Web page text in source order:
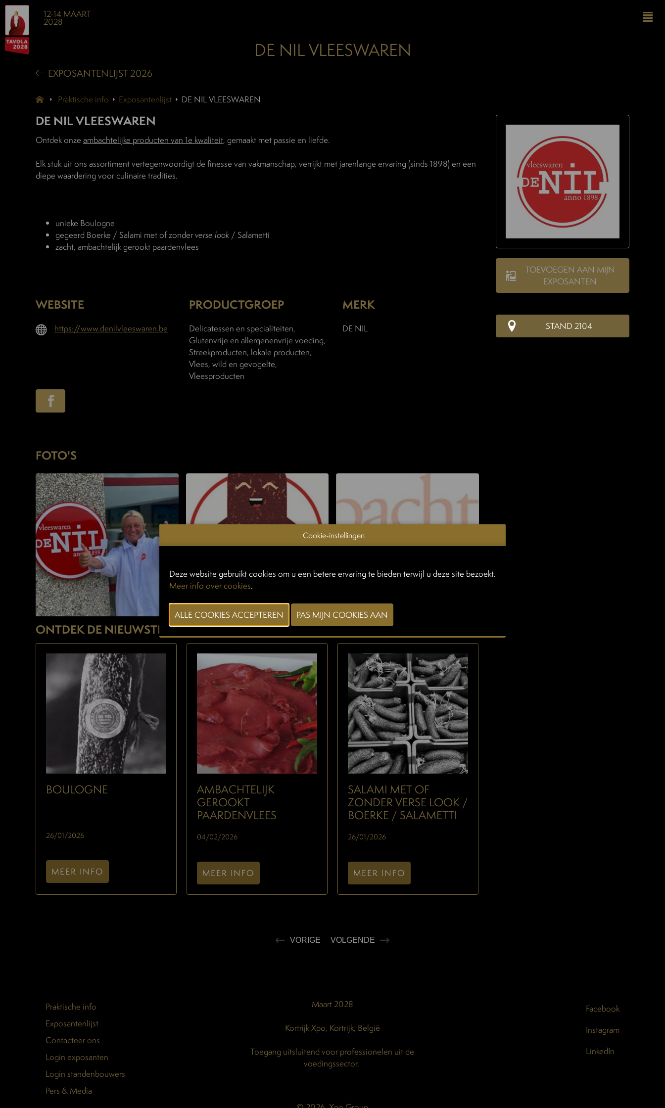
12-14 MAART
2028
DE NIL VLEESWAREN
EXPOSANTENLIJST 2026
Praktische info Exposantenlijst DE NIL VLEESWAREN
DE NIL VLEESWAREN
TOEVOEGEN AAN MIJN
EXPOSANTEN
STAND 2104
Ontdek onze ambachtelijke producten van 1e kwaliteit, gemaakt met passie en liefde.
Elk stuk uit ons assortiment vertegenwoordigt de finesse van vakmanschap, verrijkt met jarenlange ervaring (sinds 1898) en een
diepe waardering voor culinaire tradities.
unieke Boulogne
gegeerd Boerke / Salami met of zonderverse look / Salametti
zacht, ambachtelijk gerookt paardenvlees
WEBSITE
https://www.denilvleeswaren.be
PRODUCTGROEP
Delicatessen en specialiteiten,
Glutenvrije en allergenenvrije voeding,
Streekproducten, lokale producten,
Vlees, wild en gevogelte,
Vleesproducten
MERK
DE NIL
FOTO'S
ONTDEK DE NIEUWSTE PRODUCTEN OP TAVOLA
BOULOGNE
26/01/2026
MEER INFO
AMBACHTELIJK
GEROOKT
PAARDENVLEES
04/02/2026
MEER INFO
SALAMI MET OF
ZONDER VERSE LOOK /
BOERKE / SALAMETTI
26/01/2026
MEER INFO
VORIGE VOLGENDE
Praktische info
Exposantenlijst
Contacteer ons
Login exposanten
Login standenbouwers
Pers & Media
Maart 2028
Kortrijk Xpo, Kortrijk, België
Toegang uitsluitend voor professionelen uit de
voedingssector.
Facebook
Instagram
LinkedIn
Cookie-instellingen
Deze website gebruikt cookies om u een betere ervaring te bieden terwijl u deze site bezoekt.
Meer info over cookies.